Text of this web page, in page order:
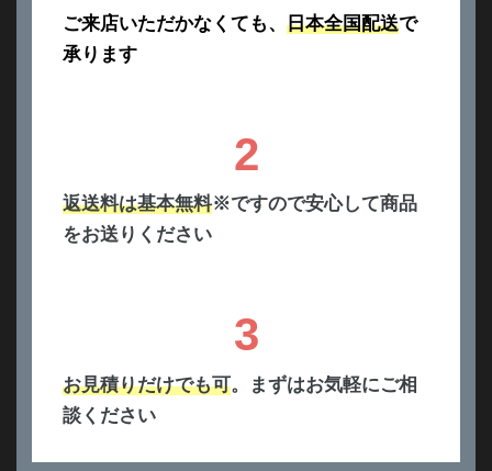
ご来店いただかなくても、 日本全国配送で
承ります
2
返送料は基本無料※ですので安心して商品
をお送りください
3
お見積りだけでも可。まずはお気軽にご相
談ください